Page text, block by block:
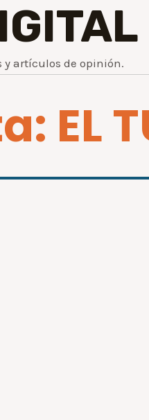
artículos de opinión.
EL